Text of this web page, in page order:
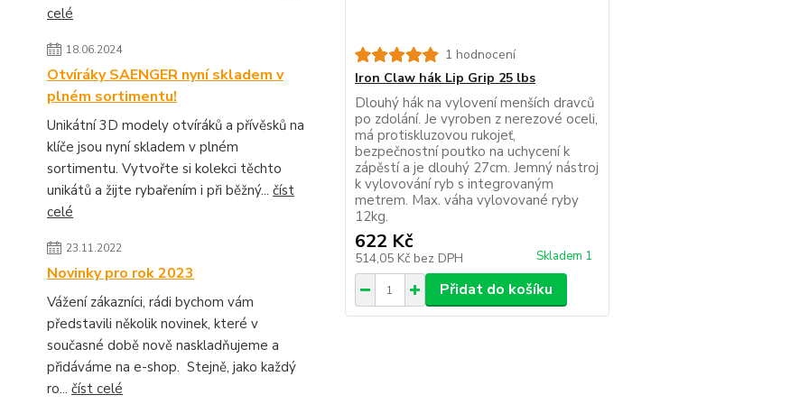
celé
18.06.2024
Otvíráky SAENGER nyní skladem v
plném sortimentu!
Unikátní 3D modely otvíráků a přívěsků na
klíče jsou nyní skladem v plném
sortimentu. Vytvořte si kolekci těchto
unikátů a žijte rybařením i při běžný... číst
celé
23.11.2022
Novinky pro rok 2023
Vážení zákazníci, rádi bychom vám
představili několik novinek, které v
současné době nově naskladňujeme a
přidáváme na e-shop. Stejně, jako každý
ro... číst celé
1 hodnocení
Iron Claw hák Lip Grip 25 lbs
Dlouhý hák na vylovení menších dravců
po zdolání. Je vyroben z nerezové oceli,
má protiskluzovou rukojeť,
bezpečnostní poutko na uchycení k
zápěstí a je dlouhý 27cm. Jemný nástroj
k vylovování ryb s integrovaným
metrem. Max. váha vylovované ryby
12kg.
622 Kč
514,05 Kč bez DPH Skladem 1
Přidat do košíku